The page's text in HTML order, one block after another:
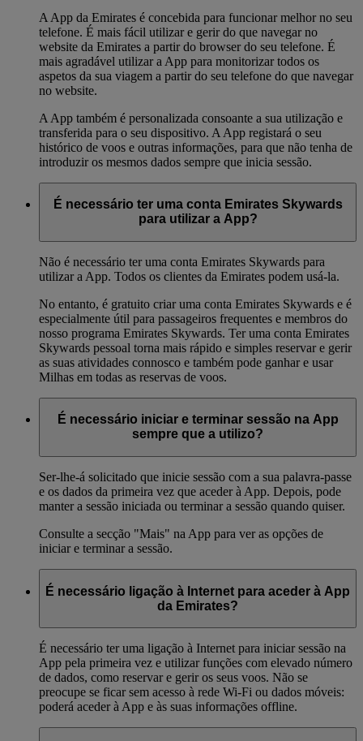
A App da Emirates é concebida para funcionar melhor no seu
telefone. É mais fácil utilizar e gerir do que navegar no
website da Emirates a partir do browser do seu telefone. É
mais agradável utilizar a App para monitorizar todos os
aspetos da sua viagem a partir do seu telefone do que navegar
no website.
A App também é personalizada consoante a sua utilização e
transferida para o seu dispositivo. A App registará o seu
histórico de voos e outras informações, para que não tenha de
introduzir os mesmos dados sempre que inicia sessão.
É necessário ter uma conta Emirates Skywards
para utilizar a App?
Não é necessário ter uma conta Emirates Skywards para
utilizar a App. Todos os clientes da Emirates podem usá-la.
No entanto, é gratuito criar uma conta Emirates Skywards e é
especialmente útil para passageiros frequentes e membros do
nosso programa Emirates Skywards. Ter uma conta Emirates
Skywards pessoal torna mais rápido e simples reservar e gerir
as suas atividades connosco e também pode ganhar e usar
Milhas em todas as reservas de voos.
É necessário iniciar e terminar sessão na App
sempre que a utilizo?
Ser-lhe-á solicitado que inicie sessão com a sua palavra-passe
e os dados da primeira vez que aceder à App. Depois, pode
manter a sessão iniciada ou terminar a sessão quando quiser.
Consulte a secção "Mais" na App para ver as opções de
iniciar e terminar a sessão.
É necessário ligação à Internet para aceder à App
da Emirates?
É necessário ter uma ligação à Internet para iniciar sessão na
App pela primeira vez e utilizar funções com elevado número
de dados, como reservar e gerir os seus voos. Não se
preocupe se ficar sem acesso à rede Wi-Fi ou dados móveis:
poderá aceder à App e às suas informações offline.